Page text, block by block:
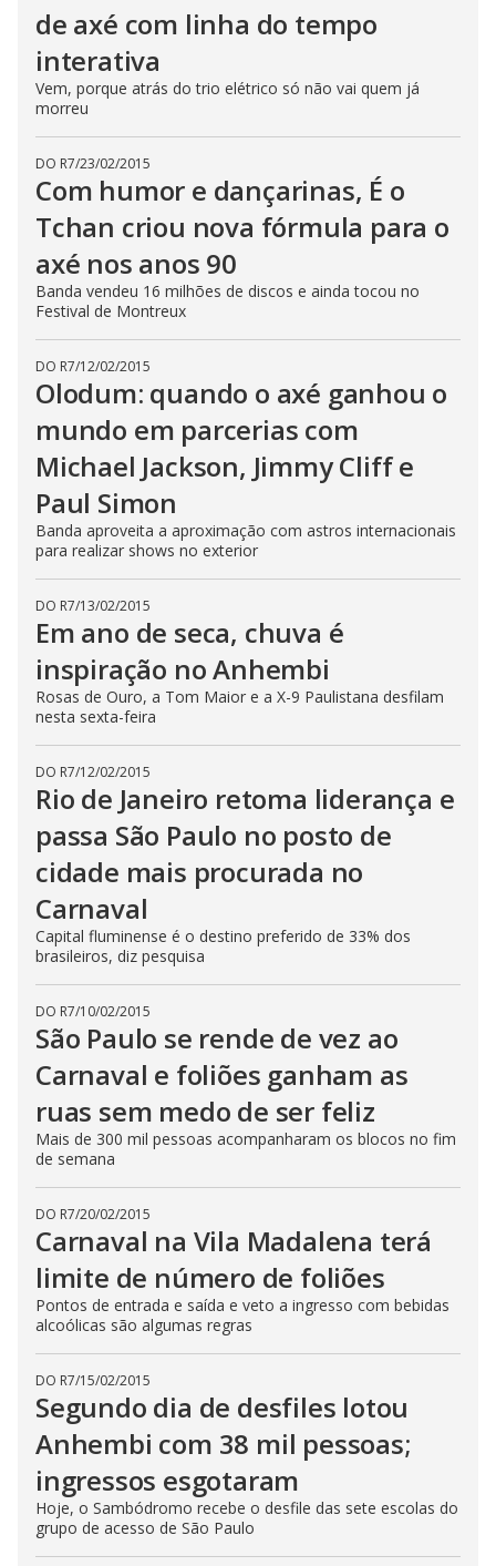
de axé com linha do tempo
interativa
Vem, porque atrás do trio elétrico só não vai quem já
morreu
DO R7/23/02/2015
Com humor e dançarinas, É o
Tchan criou nova fórmula para o
axé nos anos 90
Banda vendeu 16 milhões de discos e ainda tocou no
Festival de Montreux
DO R7/12/02/2015
Olodum: quando o axé ganhou o
mundo em parcerias com
Michael Jackson, Jimmy Cliff e
Paul Simon
Banda aproveita a aproximação com astros internacionais
para realizar shows no exterior
DO R7/13/02/2015
Em ano de seca, chuva é
inspiração no Anhembi
Rosas de Ouro, a Tom Maior e a X-9 Paulistana desfilam
nesta sexta-feira
DO R7/12/02/2015
Rio de Janeiro retoma liderança e
passa São Paulo no posto de
cidade mais procurada no
Carnaval
Capital fluminense é o destino preferido de 33% dos
brasileiros, diz pesquisa
DO R7/10/02/2015
São Paulo se rende de vez ao
Carnaval e foliões ganham as
ruas sem medo de ser feliz
Mais de 300 mil pessoas acompanharam os blocos no fim
de semana
DO R7/20/02/2015
Carnaval na Vila Madalena terá
limite de número de foliões
Pontos de entrada e saída e veto a ingresso com bebidas
alcoólicas são algumas regras
DO R7/15/02/2015
Segundo dia de desfiles lotou
Anhembi com 38 mil pessoas;
ingressos esgotaram
Hoje, o Sambódromo recebe o desfile das sete escolas do
grupo de acesso de São Paulo